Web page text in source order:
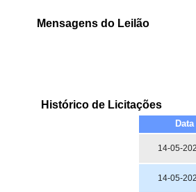
Mensagens do Leilão
Histórico de Licitações
14-05-
14-05-